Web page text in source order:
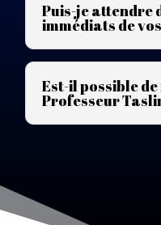
Puis-je attendre
immédiats de
Est-il possible
Professeur